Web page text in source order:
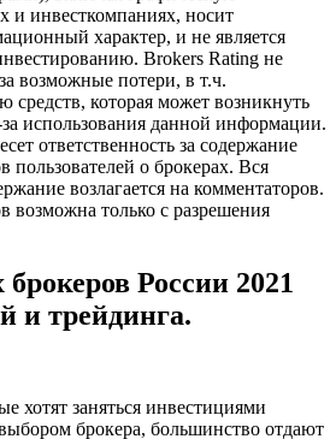
и инвесткомпаниях, носит
характер, и не является
Brokers Rating не
возможные потери, в т.ч.
средств, которая может возникнуть
использования данной информации.
ответственность за содержание
пользователей о брокерах. Вся
возлагается на комментаторов.
возможна только с разрешения
России 2021
и трейдинга.
хотят заняться инвестициями
брокера, большинство отдают